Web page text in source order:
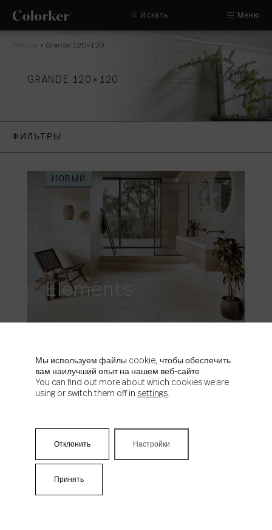
Искать Меню
Portada »Grande 120×120
GRANDE 120×120
ФИЛЬТРЫ
Elements
НОВЫЙ
Noordal
НОВЫЙ
Мы используем файлы cookie, чтобы обеспечить
вам наилучший опыт на нашем веб-сайте.
You can find out more about which cookies we are
using or switch them off in settings.
Принять
Отклонить Настройки